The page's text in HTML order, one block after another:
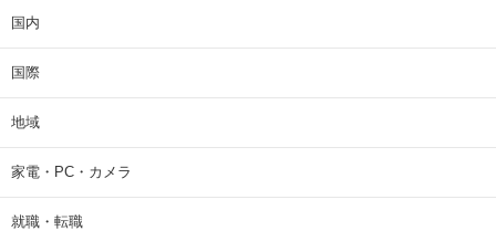
国内
国際
地域
家電・PC・カメラ
就職・転職